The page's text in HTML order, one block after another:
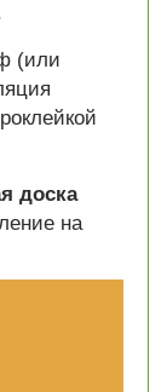
(или
доска
на